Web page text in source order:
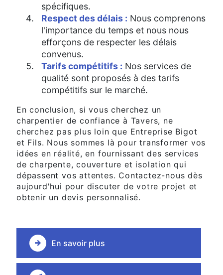
spécifiques.
Respect des délais : Nous comprenons
l'importance du temps et nous nous
efforçons de respecter les délais
convenus.
Tarifs compétitifs : Nos services de
qualité sont proposés à des tarifs
compétitifs sur le marché.
En conclusion, si vous cherchez un
charpentier de confiance à Tavers, ne
cherchez pas plus loin que Entreprise Bigot
et Fils. Nous sommes là pour transformer vos
idées en réalité, en fournissant des services
de charpente, couverture et isolation qui
dépassent vos attentes. Contactez-nous dès
aujourd'hui pour discuter de votre projet et
obtenir un devis personnalisé.
En savoir plus